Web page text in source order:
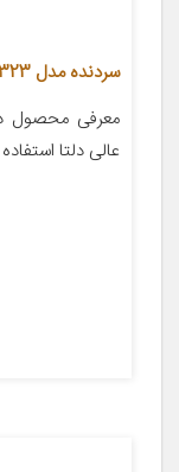
سردنده مدل Pri1323 مناسب برای پراید
معرفی محصول
عالی دلتا